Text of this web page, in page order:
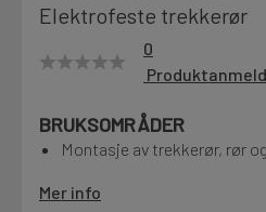
Motek
Finn butikk
Kontakt og åpningstider
Elektrofeste trekkerør
0
BRUKSOMRÅDER
Montasje av trekkerør, rør
Mer info